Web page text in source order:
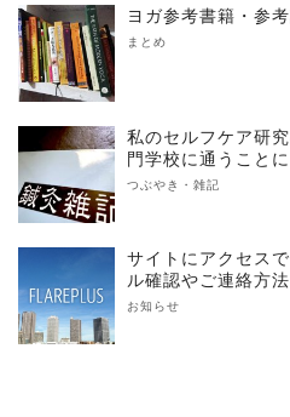
ヨガ参考書籍・参
まとめ
私のセルフケア研
門学校に通うこと
つぶやき・雑記
サイトにアクセス
ル確認やご連絡方法
お知らせ